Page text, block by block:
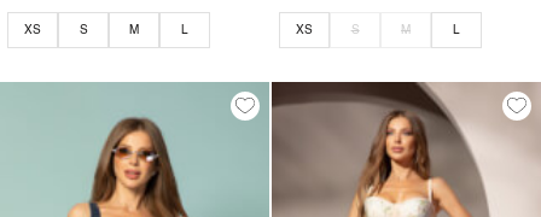
XS S M L XS S M L